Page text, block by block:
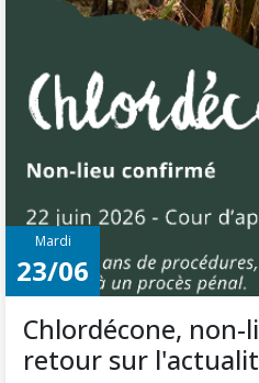
Mardi
23/06
Chlordécone, non-
retour sur